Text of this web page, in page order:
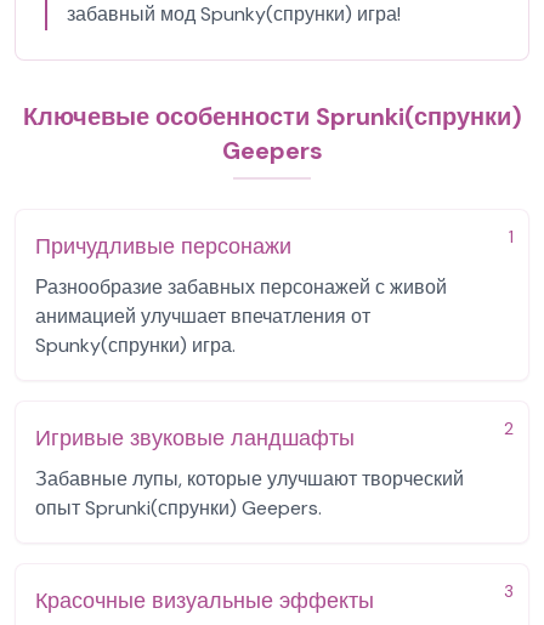
забавный мод Spunky(спрунки) игра!
Ключевые особенности Sprunki(спрунки)
Geepers
1
Причудливые персонажи
Разнообразие забавных персонажей с живой
анимацией улучшает впечатления от
Spunky(спрунки) игра.
2
Игривые звуковые ландшафты
Забавные лупы, которые улучшают творческий
опыт Sprunki(спрунки) Geepers.
3
Красочные визуальные эффекты